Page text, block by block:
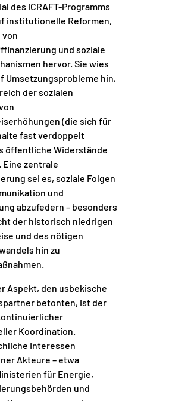
des iCRAFT-Programms
institutionelle Reformen,
und soziale
hervor. Sie wies
Umsetzungsprobleme hin,
der sozialen
(die sich für
fast verdoppelt
öffentliche Widerstände
zentrale
sei es, soziale Folgen
und
abzufedern – besonders
der historisch niedrigen
und des nötigen
hin zu
Aspekt, den usbekische
betonten, ist der
Koordination.
Interessen
Akteure – etwa
für Energie,
und